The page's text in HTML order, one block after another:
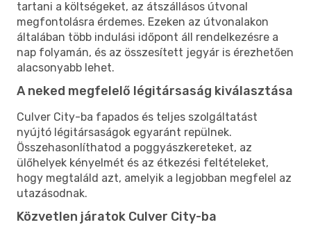
tartani a költségeket, az átszállásos útvonal
megfontolásra érdemes. Ezeken az útvonalakon
általában több indulási időpont áll rendelkezésre a
nap folyamán, és az összesített jegyár is érezhetően
alacsonyabb lehet.
A neked megfelelő légitársaság kiválasztása
Culver City-ba fapados és teljes szolgáltatást
nyújtó légitársaságok egyaránt repülnek.
Összehasonlíthatod a poggyászkereteket, az
ülőhelyek kényelmét és az étkezési feltételeket,
hogy megtaláld azt, amelyik a legjobban megfelel az
utazásodnak.
Közvetlen járatok Culver City-ba